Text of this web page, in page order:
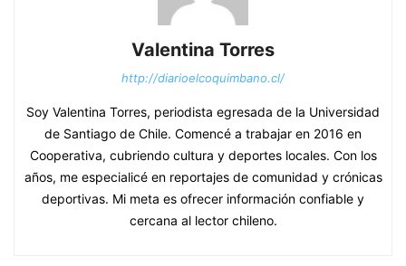
Valentina Torres
http://diarioelcoquimbano.cl/
Soy Valentina Torres, periodista egresada de la Universidad
de Santiago de Chile. Comencé a trabajar en 2016 en
Cooperativa, cubriendo cultura y deportes locales. Con los
años, me especialicé en reportajes de comunidad y crónicas
deportivas. Mi meta es ofrecer información confiable y
cercana al lector chileno.